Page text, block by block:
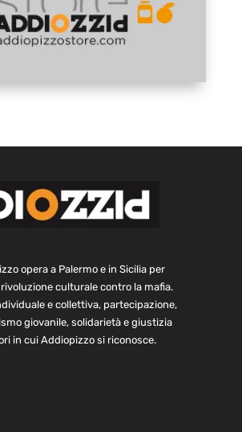
opera a Palermo e in Sicilia per
culturale contro la mafia.
e collettiva, partecipazione,
giovanile, solidarietà e giustizia
in cui Addiopizzo si riconosce.